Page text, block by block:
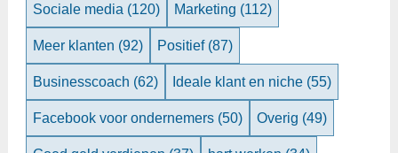
Sociale media (120) Marketing (112)
Meer klanten (92) Positief (87)
Businesscoach (62) Ideale klant en niche (55)
Facebook voor ondernemers (50) Overig (49)